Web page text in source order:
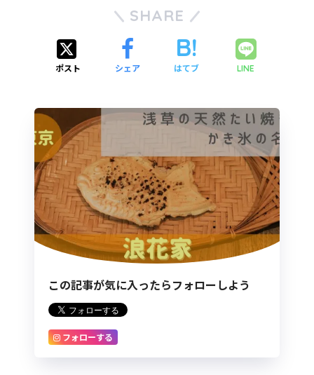
SHARE
ポスト シェア はてブ LINE
この記事が気に入ったらフォローしよう
フォローする